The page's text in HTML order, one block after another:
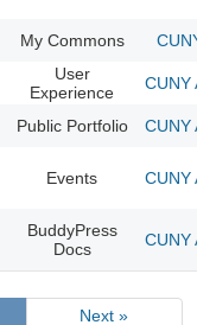
My Commons CUNY
User
Experience
CUNY
Public Portfolio CUNY
Events CUNY
BuddyPress
Docs
CUNY
Next »